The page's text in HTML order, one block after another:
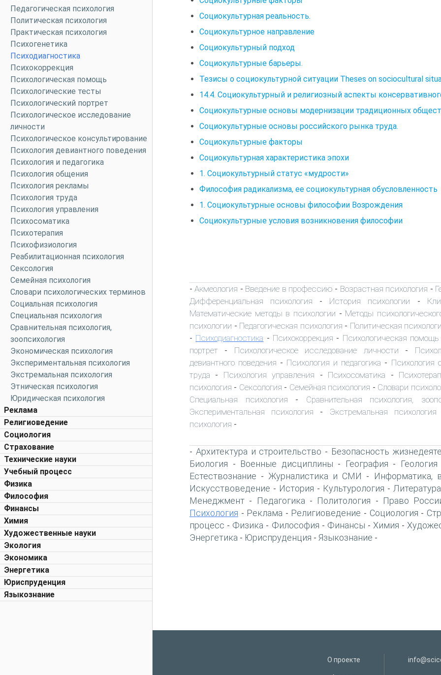
Педагогическая психология
Политическая психология
Практическая психология
Психогенетика
Психодиагностика
Психокоррекция
Психологическая помощь
Психологические тесты
Психологический портрет
Психологическое исследование
личности
Психологическое консультирование
Психология девиантного поведения
Психология и педагогика
Психология общения
Психология рекламы
Психология труда
Психология управления
Психосоматика
Психотерапия
Психофизиология
Реабилитационная психология
Сексология
Семейная психология
Словари психологических терминов
Социальная психология
Специальная психология
Сравнительная психология,
зоопсихология
Экономическая психология
Экспериментальная психология
Экстремальная психология
Этническая психология
Юридическая психология
Реклама
Религиоведение
Социология
Страхование
Технические науки
Учебный процесс
Физика
Философия
Финансы
Химия
Художественные науки
Экология
Экономика
Энергетика
Юриспруденция
Языкознание
Социокультурная реальность.
Социокультурное направление
Социокультурный подход
Социокультурные барьеры.
Тезисы о социокультурной ситуации Theses on sociocultural
14.4. Социокультурный и религиозный аспекты
Социокультурные основы модернизации традиционных
Социокультурные основы российского рынка труда.
Социокультурные факторы
Социокультурная характеристика эпохи
1. Социокультурный статус «мудрости»
Философия радикализма, ее социокультурная обусловленность
1. Социокультурные основы философии Возрождения
Социокультурные условия возникновения философии
-Акмеология - Введение в профессию - Возрастная психология -
Дифференциальная психология - История психологии -
Математические методы в психологии - Методы
психологии - Педагогическая психология - Политическая
- Психодиагностика - Психокоррекция - Психологическая помощь
портрет - Психологическое исследование личности -
девиантного поведения - Психология и педагогика - Психология
труда - Психология управления - Психосоматика -
психология - Сексология - Семейная психология - Словари
Специальная психология - Сравнительная психология,
Экспериментальная психология - Экстремальная психология
психология -
- Архитектура и строительство - Безопасность
Биология - Военные дисциплины - География - Геология
Естествознание - Журналистика и СМИ - Информатика,
Искусствоведение - История - Культурология - Литература
Менеджмент - Педагогика - Политология - Право
Психология - Реклама - Религиоведение - Социология -
процесс - Физика - Философия - Финансы - Химия -
Энергетика - Юриспруденция - Языкознание -
О проекте